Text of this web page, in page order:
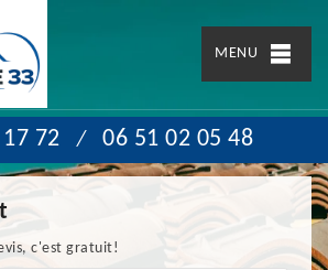
MENU
72 / 06 51 02 05 48
c'est gratuit!